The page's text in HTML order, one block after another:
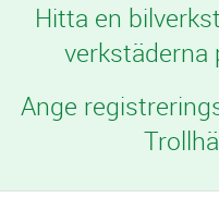
Hitta en
verkstäderna
Ange